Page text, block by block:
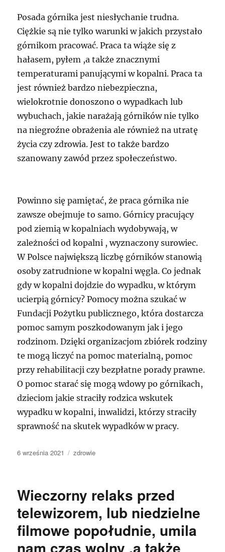
Posada górnika jest niesłychanie trudna.
Ciężkie są nie tylko warunki w jakich przystało
górnikom pracować. Praca ta wiąże się z
hałasem, pyłem ,a także znacznymi
temperaturami panującymi w kopalni. Praca ta
jest również bardzo niebezpieczna,
wielokrotnie donoszono o wypadkach lub
wybuchach, jakie narażają górników nie tylko
na niegroźne obrażenia ale również na utratę
życia czy zdrowia. Jest to także bardzo
szanowany zawód przez społeczeństwo.
Powinno się pamiętać, że praca górnika nie
zawsze obejmuje to samo. Górnicy pracujący
pod ziemią w kopalniach wydobywają, w
zależności od kopalni , wyznaczony surowiec.
W Polsce największą liczbę górników stanowią
osoby zatrudnione w kopalni węgla. Co jednak
gdy w kopalni dojdzie do wypadku, w którym
ucierpią górnicy? Pomocy można szukać w
Fundacji Pożytku publicznego, która dostarcza
pomoc samym poszkodowanym jak i jego
rodzinom. Dzięki organizacjom zbiórek rodziny
te mogą liczyć na pomoc materialną, pomoc
przy rehabilitacji czy bezpłatne porady prawne.
O pomoc starać się mogą wdowy po górnikach,
dzieciom jakie straciły rodzica wskutek
wypadku w kopalni, inwalidzi, którzy straciły
sprawność na skutek wypadków w pracy.
Data
6 września 2021 Kategorie
zdrowie
Wieczorny relaks przed
telewizorem, lub niedzielne
filmowe popołudnie, umila
nam czas wolny ,a także